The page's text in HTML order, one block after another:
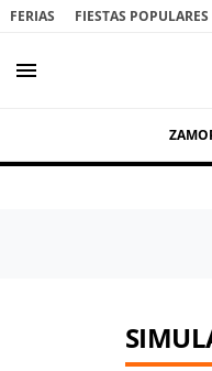
FERIAS FIESTAS POPULARES
menu